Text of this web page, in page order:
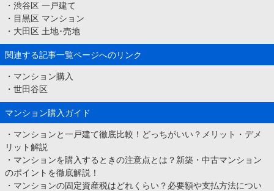
・ 渋谷区 一戸建て
・ 目黒区 マンション
・ 大田区 土地･売地
関連する記事一覧ページへのリンク
・ マンション購入
・ 世田谷区
マンション購入ガイド
・ マンションと一戸建て徹底比較！どっちがいい？メリット・デメ
リット解説
・ マンションを購入するときの注意点とは？新築・中古マンション
のポイントを徹底解説！
・ マンションの固定資産税はどれくらい？必要額や支払方法につい